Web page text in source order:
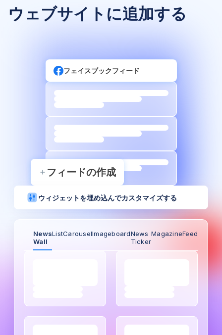
ウェブサイトに追加する
フェイスブックフィード
フィードの作成
ウィジェットを埋め込んでカスタマイズする
News
Wall
ListCarouselImageboardNews
Ticker
MagazineFeed